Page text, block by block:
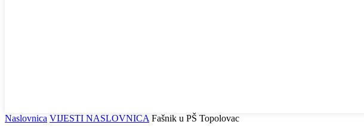
Naslovnica VIJESTI NASLOVNICA Fašnik u PŠ Topolovac